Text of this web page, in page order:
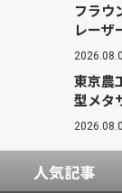
フラウ
レーザ
東京農
型メタ
人気記事